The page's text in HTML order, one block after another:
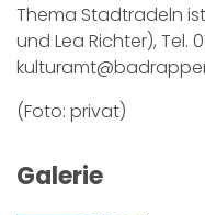
Thema Stadtradeln
und Lea Richter), Tel.
(Foto: privat)
Galerie